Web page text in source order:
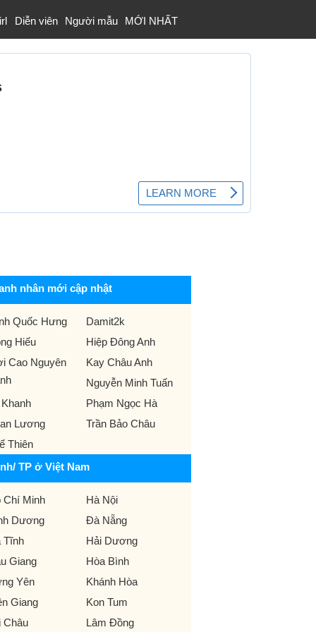
Diễn viên Người mẫu MỚI NHẤT
nhân mới cập nhật
Quốc Hưng
Damit2k
Hiếu
Hiệp Đông Anh
Cao Nguyên
Kay Châu Anh
Nguyễn Minh Tuấn
Phạm Ngọc Hà
Lương
Trần Bảo Châu
Thiên
TP ở Việt Nam
Chí Minh
Hà Nội
Dương
Đà Nẵng
Tĩnh
Hải Dương
Giang
Hòa Bình
Yên
Khánh Hòa
Giang
Kon Tum
Châu
Lâm Đồng